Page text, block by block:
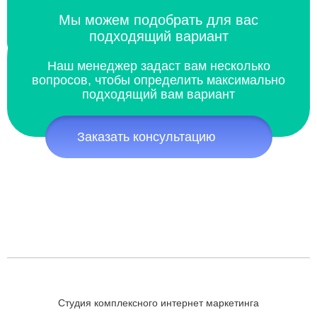
Мы можем подобрать для вас
подходящий вариант
Наш менеджер задаст вам несколько
вопросов, чтобы определить максимально
подходящий вам вариант
Заказать консультацию
Студия комплексного интернет маркетинга